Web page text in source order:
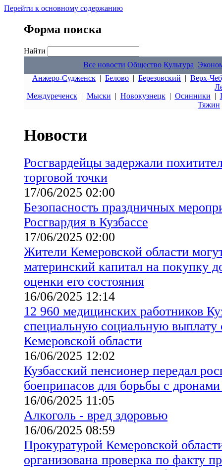
Перейти к основному содержанию
Форма поиска
Найти
Все новости Общество Культура
Анжеро-Судженск | Белово | Березовский | Верх-
Междуреченск| Мыски | Новокузнецк| Осинники |
Тяжин
Новости
Росгвардейцы задержали
торговой точки
17/06/2025 02:00
Безопасность праздничных
Росгвардия в Кузбассе
17/06/2025 02:00
Жители Кемеровской области
материнский капитал на покупку
оценки его состояния
16/06/2025 12:14
12 960 медицинских работников
специальную социальную
Кемеровской области
16/06/2025 12:02
Кузбасский пенсионер передал
боеприпасов для борьбы с
16/06/2025 11:05
Алкоголь - вред здоровью
16/06/2025 08:59
Прокуратурой Кемеровской
организована проверка по факту